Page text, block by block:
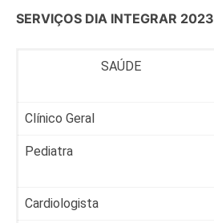
SERVIÇOS DIA INTEGRAR 2023
SAÚDE
Clínico Geral
Pediatra
Cardiologista